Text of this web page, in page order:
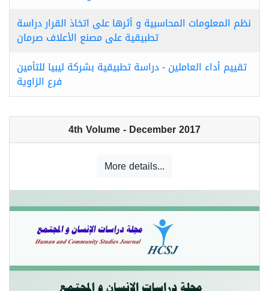
نظم المعلومات المحاسبية و أثرها على اتخاذ القرار دراسة
تطبيقية على مصنع الأعلاف صرمان
تقييم أداء العاملين - دراسة تطبيقية بشركة ليبيا للتأمين
فرع الزاوية
4th Volume - December 2017
More details...